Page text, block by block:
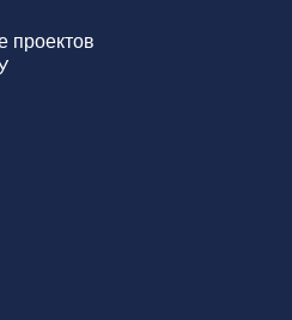
проектов